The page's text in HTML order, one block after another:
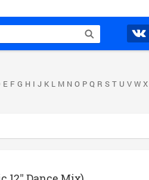
E F G H I J K L M N O P Q R S T U V W X